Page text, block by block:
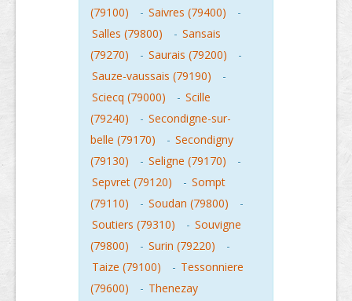
(79100)
- Saivres (79400)
-
Salles (79800)
- Sansais
(79270)
- Saurais (79200)
-
Sauze-vaussais (79190)
-
Sciecq (79000)
- Scille
(79240)
- Secondigne-sur-
belle (79170)
- Secondigny
(79130)
- Seligne (79170)
-
Sepvret (79120)
- Sompt
(79110)
- Soudan (79800)
-
Soutiers (79310)
- Souvigne
(79800)
- Surin (79220)
-
Taize (79100)
- Tessonniere
(79600)
- Thenezay